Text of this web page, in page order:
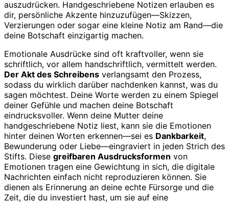
auszudrücken. Handgeschriebene Notizen erlauben es
dir, persönliche Akzente hinzuzufügen—Skizzen,
Verzierungen oder sogar eine kleine Notiz am Rand—die
deine Botschaft einzigartig machen.
Emotionale Ausdrücke sind oft kraftvoller, wenn sie
schriftlich, vor allem handschriftlich, vermittelt werden.
Der Akt des Schreibens verlangsamt den Prozess,
sodass du wirklich darüber nachdenken kannst, was du
sagen möchtest. Deine Worte werden zu einem Spiegel
deiner Gefühle und machen deine Botschaft
eindrucksvoller. Wenn deine Mutter deine
handgeschriebene Notiz liest, kann sie die Emotionen
hinter deinen Worten erkennen—sei es Dankbarkeit,
Bewunderung oder Liebe—eingraviert in jeden Strich des
Stifts. Diese greifbaren Ausdrucksformen von
Emotionen tragen eine Gewichtung in sich, die digitale
Nachrichten einfach nicht reproduzieren können. Sie
dienen als Erinnerung an deine echte Fürsorge und die
Zeit, die du investiert hast, um sie auf eine